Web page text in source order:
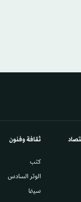
ثقافة وفنون
كتب
الوتر السادس​
سينما